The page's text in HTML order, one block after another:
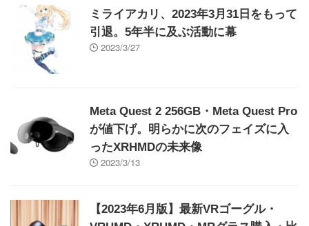
ミライアカリ、2023年3月31日をもって
引退。5年半に及ぶ活動に幕
2023/3/27
Meta Quest 2 256GB・Meta Quest Pro
が値下げ。明らかに次のフェイズに入
ったXRHMDの未来像
2023/3/13
【2023年6月版】最新VRゴーグル・